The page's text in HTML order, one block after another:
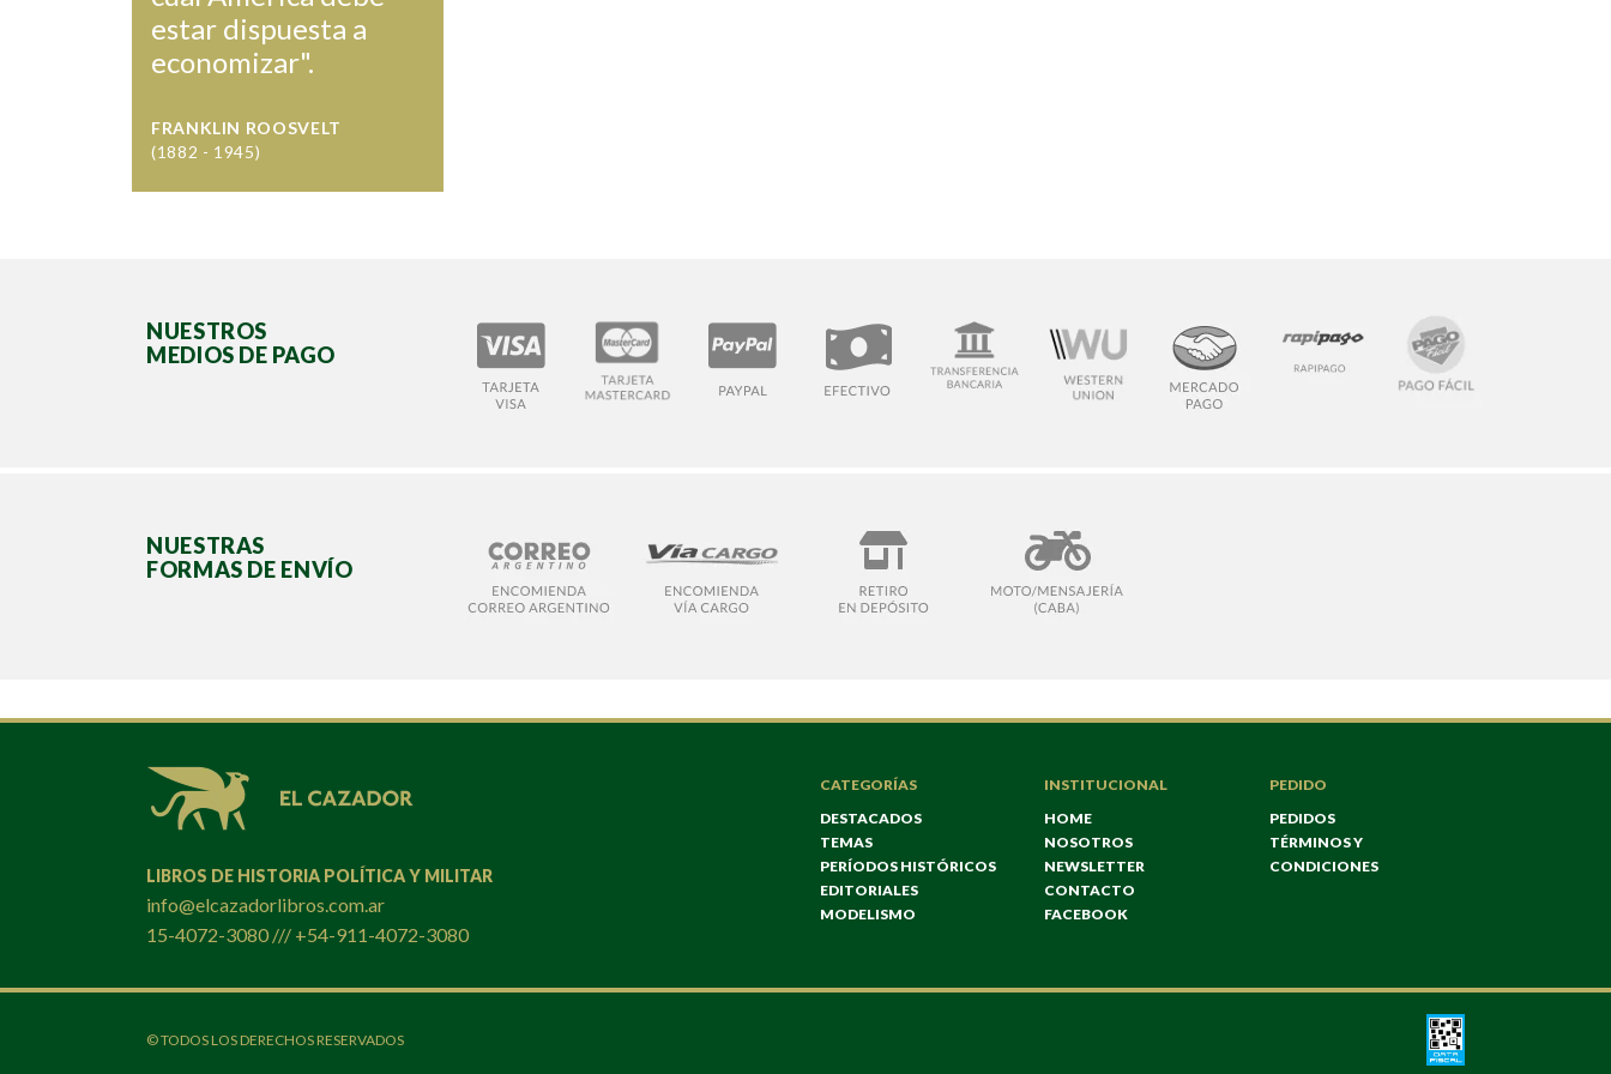
estar dispuesta a
economizar".
FRANKLIN ROOSVELT
(1882 - 1945)
NUESTROS
MEDIOS DE PAGO
NUESTRAS
FORMAS DE ENVÍO
LIBROS DE HISTORIA POLÍTICA Y MILITAR
info@elcazadorlibros.com.ar
15-4072-3080 /// +54-911-4072-3080
CATEGORÍAS
DESTACADOS
TEMAS
PERÍODOS HISTÓRICOS
EDITORIALES
MODELISMO
INSTITUCIONAL
HOME
NOSOTROS
NEWSLETTER
CONTACTO
FACEBOOK
PEDIDO
PEDIDOS
TÉRMINOS Y
CONDICIONES
© TODOS LOS DERECHOS RESERVADOS